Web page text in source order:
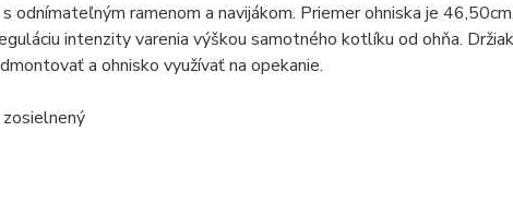
odnímateľným ramenom a navijákom. Priemer ohniska je
intenzity varenia výškou samotného kotlíku od ohňa.
a ohnisko využívať na opekanie.